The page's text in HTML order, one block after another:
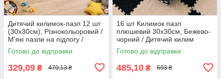
Дитячий килимок-пазл 12 шт
(30х30см), Різнокольоровий /
М'які пазли на підлогу /
Килим пазли для дітей
Готово до відправки
329,09 ₴ 470,13 ₴
16 шт Килимок пазл
плюшевий 30х30см, Бежево-
чорний / Дитячий килим
пазли / М'які пазли на підлогу
Готово до відправки
485,10 ₴ 693 ₴